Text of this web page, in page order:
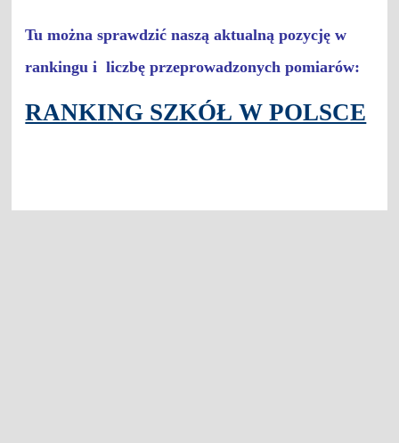
Tu można sprawdzić naszą aktualną pozycję w
rankingu i liczbę przeprowadzonych pomiarów:
RANKING SZKÓŁ W POLSCE